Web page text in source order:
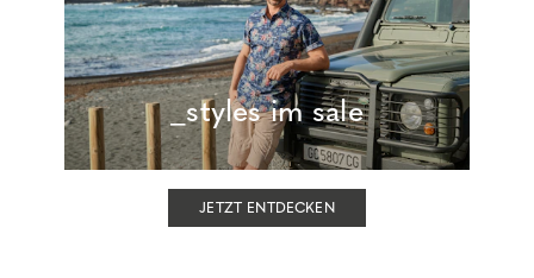
_styles im sale
JETZT ENTDECKEN